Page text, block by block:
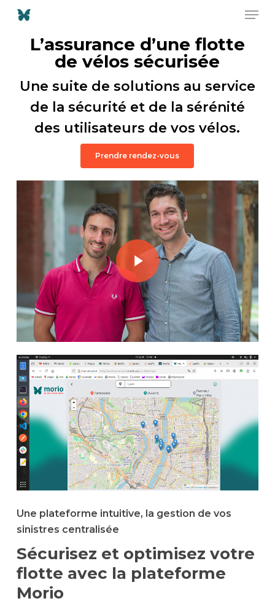
L’assurance d’une flotte
de vélos sécurisée
Une suite de solutions au service
de la sécurité et de la sérénité
des utilisateurs de vos vélos.
Prendre rendez-vous
Play Video
Play Video
Une plateforme intuitive, la gestion de vos
sinistres centralisée
Sécurisez et optimisez votre
flotte avec la plateforme
Morio